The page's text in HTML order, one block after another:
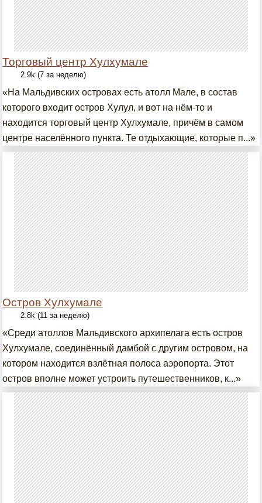
Торговый центр Хулхумале
2.9k (7 за неделю)
«На Мальдивских островах есть атолл Мале, в состав
которого входит остров Хулул, и вот на нём-то и
находится торговый центр Хулхумале, причём в самом
центре населённого пункта. Те отдыхающие, которые п...»
Остров Хулхумале
2.8k (11 за неделю)
«Среди атоллов Мальдивского архипелага есть остров
Хулхумале, соединённый дамбой с другим островом, на
котором находится взлётная полоса аэропорта. Этот
остров вполне может устроить путешественников, к...»